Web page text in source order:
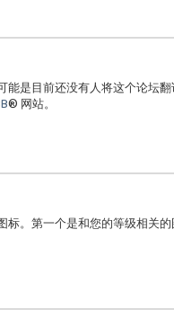
能是目前还没有人将这个论坛
® 网站。
标。第一个是和您的等级相关